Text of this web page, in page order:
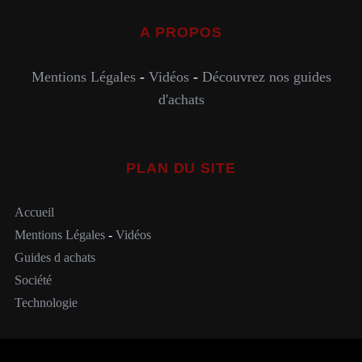
A PROPOS
Mentions Légales- Vidéos- Découvrez nos guides
d'achats
PLAN DU SITE
Accueil
Mentions Légales- Vidéos
Guides d achats
Société
Technologie